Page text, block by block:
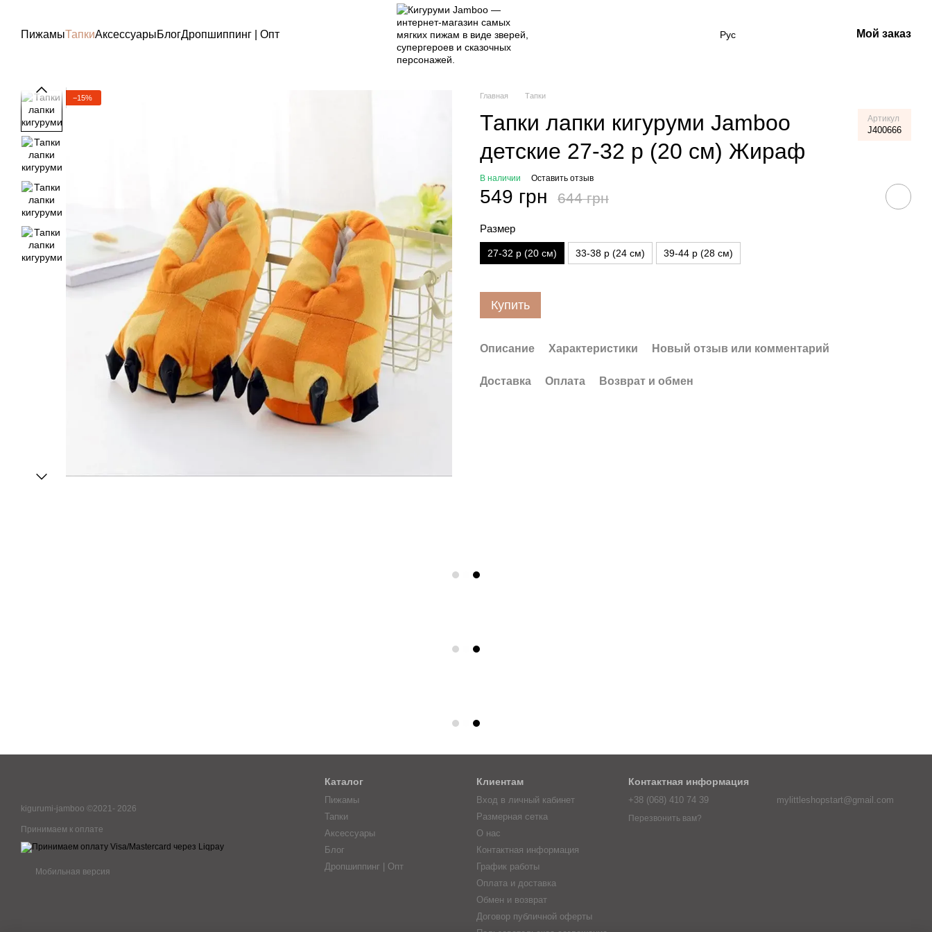
ПижамыТапкиАксессуарыБлогДропшиппинг | Опт Рус Мой заказ
−15% Главная Тапки
Тапки лапки кигуруми Jamboo
детские 27-32 р (20 см) Жираф
Артикул
J400666
В наличии Оставить отзыв
549 грн 644 грн
Размер
27-32 р (20 см) 33-38 р (24 см) 39-44 р (28 см)
Купить
Описание Характеристики Новый отзыв или комментарий
Доставка Оплата Возврат и обмен
kigurumi-jamboo ©2021- 2026
Принимаем к оплате
Мобильная версия
Каталог
Пижамы
Тапки
Аксессуары
Блог
Дропшиппинг | Опт
Клиентам
Вход в личный кабинет
Размерная сетка
О нас
Контактная информация
График работы
Оплата и доставка
Обмен и возврат
Договор публичной оферты
Контактная информация
+38 (068) 410 74 39
Перезвонить вам?
mylittleshopstart@gmail.com